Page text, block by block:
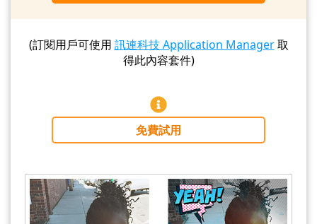
(訂閱用戶可使用 訊連科技 Application Manager取
得此內容套件)
免費試用